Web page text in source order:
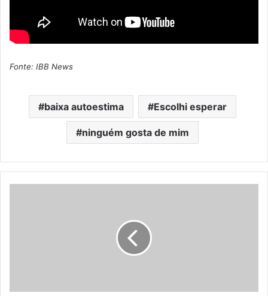
Fonte: IBB News
baixa autoestima Escolhi esperar
ninguém gosta de mim